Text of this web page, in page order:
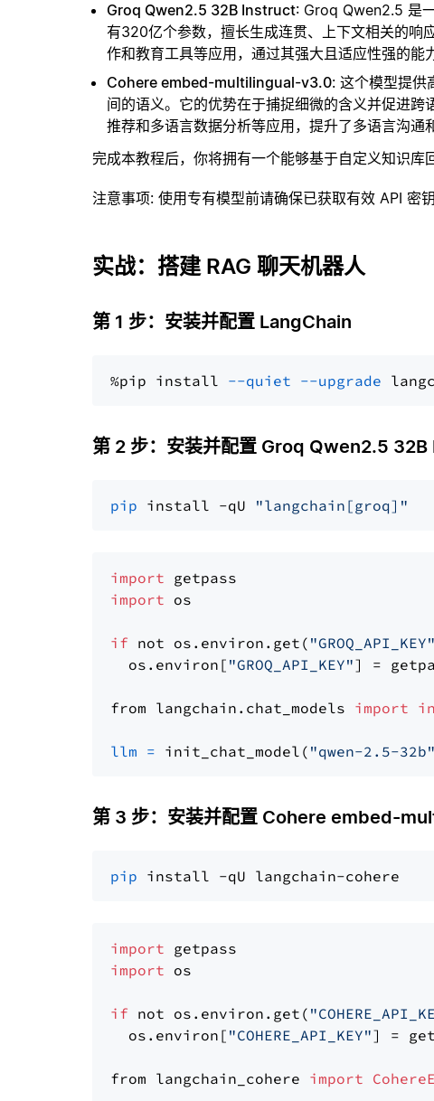
Groq Qwen2.5 32B Instruct: Groq Qwen2.5 是
有320亿个参数，擅长生成连贯、上下文相关的响
作和教育工具等应用，通过其强大且适应性强的能
Cohere embed-multilingual-v3.0: 这个模型提供
间的语义。它的优势在于捕捉细微的含义并促进
推荐和多语言数据分析等应用，提升了多语言沟通
完成本教程后，你将拥有一个能够基于自定义知识库
注意事项: 使用专有模型前请确保已获取有效 API 密钥
实战：搭建 RAG 聊天机器人
第 1 步：安装并配置 LangChain
%pip install --quiet --upgrade
第 2 步：安装并配置 Groq Qwen2.5
pip install -qU "langchain[groq]"
import
import os
if not os.environ.get( "GROQ_API_KEY"
  os.environ[
"GROQ_API_KEY"] =
from langchain.chat_models import
llm = init_chat_model( "qwen-2.5-32b"
第 3 步：安装并配置 Cohere embed-
pip
import
import os
if not os.environ.get(
  os.environ[
"COHERE_API_KEY"] =
from langchain_cohere import